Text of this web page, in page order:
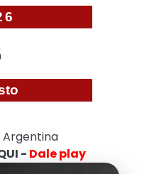
Argentina
- Dale play